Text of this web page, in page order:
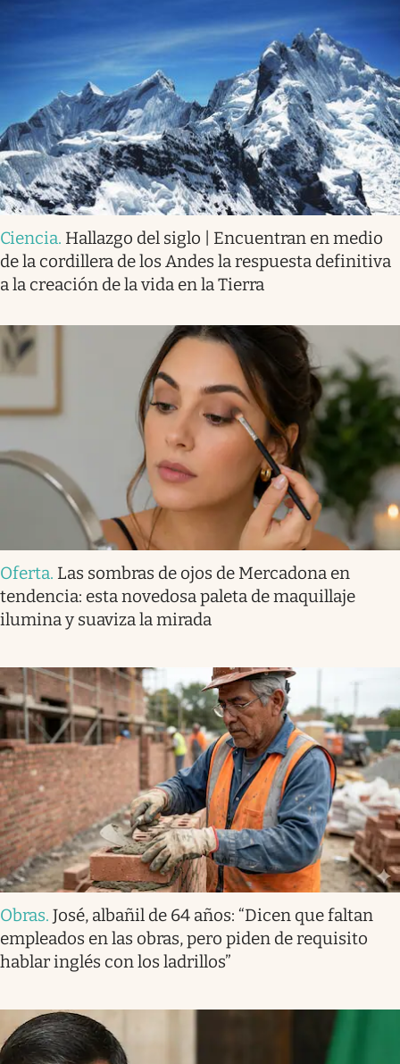
Ciencia. Hallazgo del siglo | Encuentran en medio
de la cordillera de los Andes la respuesta definitiva
a la creación de la vida en la Tierra
Oferta. Las sombras de ojos de Mercadona en
tendencia: esta novedosa paleta de maquillaje
ilumina y suaviza la mirada
Obras. José, albañil de 64 años: “Dicen que faltan
empleados en las obras, pero piden de requisito
hablar inglés con los ladrillos”